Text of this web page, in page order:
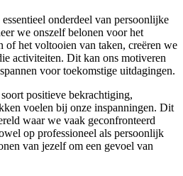
onderdeel van persoonlijke
we onszelf belonen voor het
of het voltooien van taken, creëren we
activiteiten. Dit kan ons motiveren
voor toekomstige uitdagingen.
positieve bekrachtiging,
voelen bij onze inspanningen. Dit
waar we vaak geconfronteerd
op professioneel als persoonlijk
van jezelf om een gevoel van